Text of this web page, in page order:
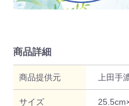
商品詳細
商品提供元 上田手
サイズ